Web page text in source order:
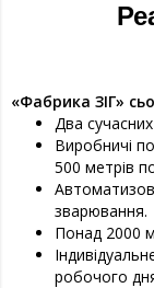
«Фабрика ЗІГ»
Два
Виробничі
500 метрів
зварювання.
Понад 2000
робочого